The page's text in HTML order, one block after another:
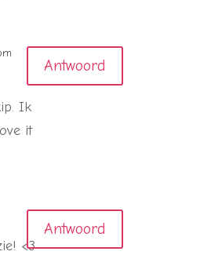
Ik
it
Antwoord
<3
Antwoord